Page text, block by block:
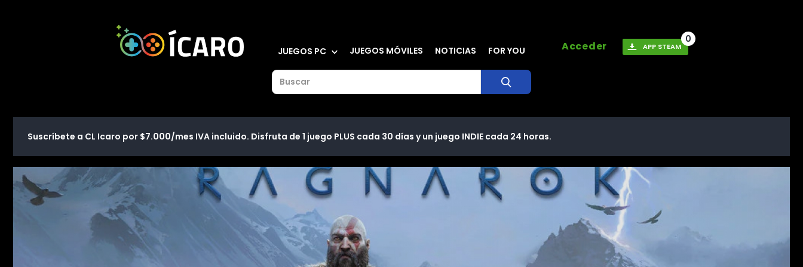
JUEGOS PC JUEGOS MÓVILES NOTICIAS FOR YOU Acceder APP STEAM
0
Suscríbete a CL Icaro por $7.000/mes IVA incluido. Disfruta de 1 juego PLUS cada 30 días y un juego INDIE cada 24 horas.